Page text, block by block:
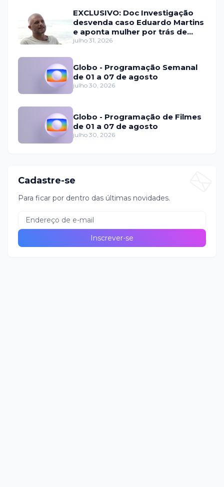
EXCLUSIVO: Doc Investigação
desvenda caso Eduardo Martins
e aponta mulher por trás de
fraude internacional
julho 31, 2026
Globo - Programação Semanal
de 01 a 07 de agosto
julho 30, 2026
Globo - Programação de Filmes
de 01 a 07 de agosto
julho 30, 2026
Cadastre-se
Para ficar por dentro das últimas novidades.